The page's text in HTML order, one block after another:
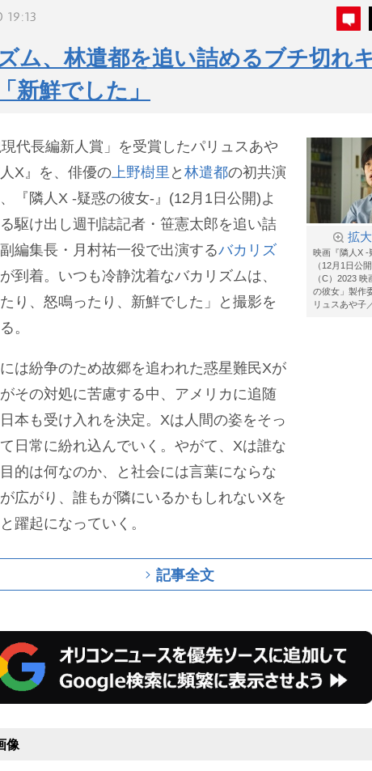
ム、林遣都を追い詰めるブチ切れ
新鮮でした」
拡
映画『隣人X -
（12月1日公
（C）2023
の彼女」製作
リュスあや子
現代長編新人賞」を受賞したパリュスあ
X』を、俳優の上野樹里 と 林遣都の初共演
『隣人X -疑惑の彼女-』(12月1日公開)よ
駆け出し週刊誌記者・笹憲太郎を追い詰
編集長・月村祐一役で出演するバカリズ
到着。いつも冷静沈着なバカリズムは、
たり、怒鳴ったり、新鮮でした」と撮影を
。
は紛争のため故郷を追われた惑星難民Xが
その対処に苦慮する中、アメリカに追随
本も受け入れを決定。Xは人間の姿をそっ
日常に紛れ込んでいく。やがて、Xは誰な
的は何なのか、と社会には言葉にならな
広がり、誰もが隣にいるかもしれないXを
躍起になっていく。
記事全文
像